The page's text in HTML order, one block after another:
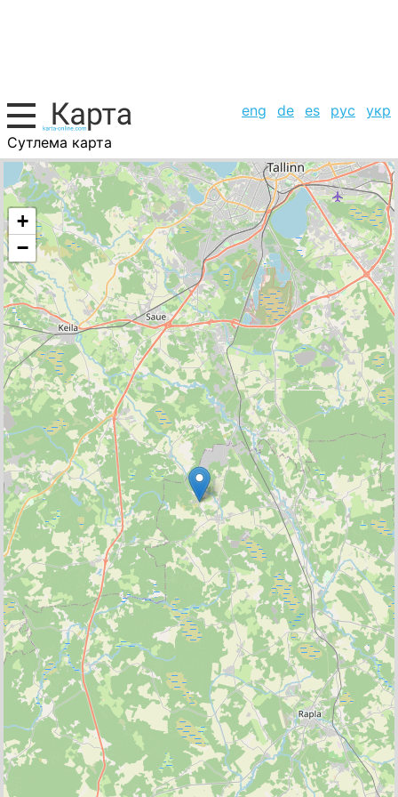
eng de es рус
укр
Сутлема карта
Эстония, список городов
+
−